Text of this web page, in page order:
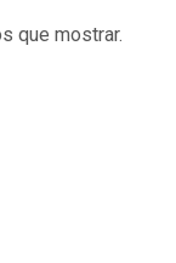
que mostrar.